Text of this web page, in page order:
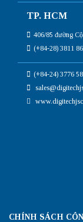
TP. HCM
406/85 đường
(+84-28) 3811
(+84-24) 3776
CHÍNH SÁCH